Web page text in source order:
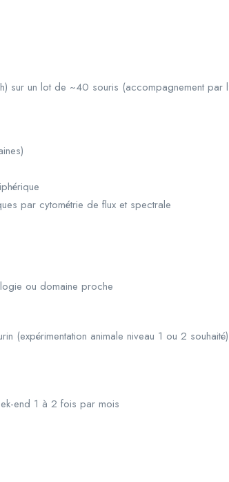
sur un lot de ~40 souris (accompagnement par
par cytométrie de flux et spectrale
ou domaine proche
(expérimentation animale niveau 1 ou 2 souhaité)
end 1 à 2 fois par mois